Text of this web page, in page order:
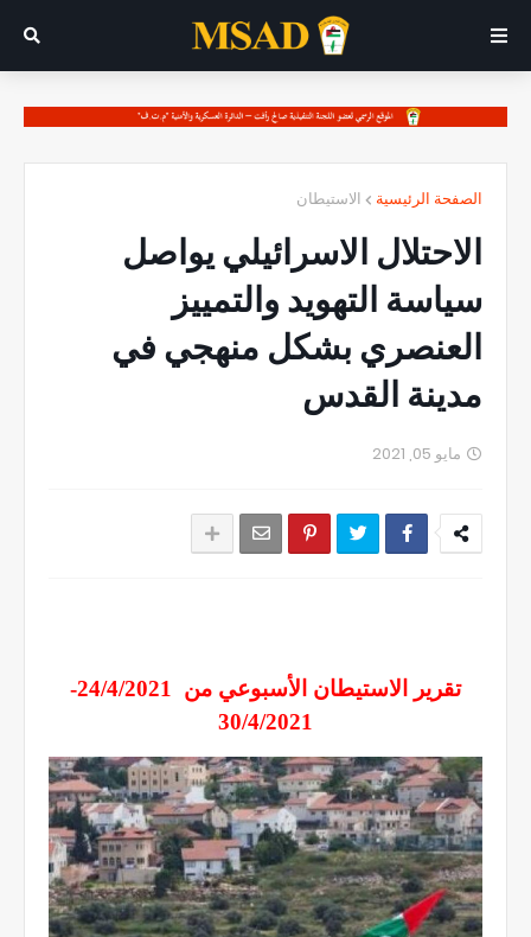
الصفحة الرئيسية الاستيطان
الاحتلال الاسرائيلي يواصل
سياسة التهويد والتمييز
العنصري بشكل منهجي في
مدينة القدس
مايو 05, 2021
تقرير الاستيطان الأسبوعي من 24/4/2021-
30/4/2021